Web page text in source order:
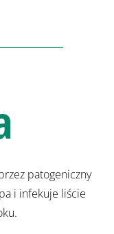
patogeniczny
i infekuje liście